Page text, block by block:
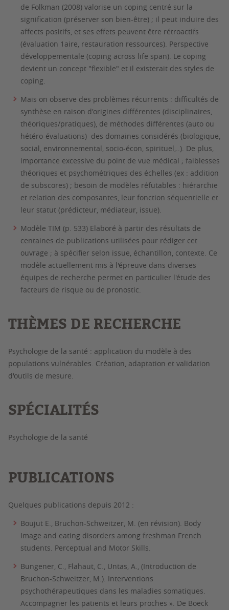
de Folkman (2008) valorise un coping centré sur la
signification (préserver son bien-être) ; il peut induire des
affects positifs, et ses effets peuvent être rétroactifs
(évaluation 1aire, restauration ressources). Perspective
développementale (coping across life span). Le coping
devient un concept "flexible" et il existerait des styles de
coping.
Mais on observe des problèmes récurrents : difficultés de
synthèse en raison d'origines différentes (disciplinaires,
théoriques/pratiques), de méthodes différentes (auto ou
hétéro-évaluations) des domaines considérés (biologique,
social, environnemental, socio-écon, spirituel,..). De plus,
importance excessive du point de vue médical ; faiblesses
théoriques et psychométriques des échelles (ex : addition
de subscores) ; besoin de modèles réfutables : hiérarchie
et relation des composantes, leur fonction séquentielle et
leur statut (prédicteur, médiateur, issue).
Modèle TIM (p. 533) Elaboré à partir des résultats de
centaines de publications utilisées pour rédiger cet
ouvrage ; à spécifier selon issue, échantillon, contexte. Ce
modèle actuellement mis à l'épreuve dans diverses
équipes de recherche permet en particulier l'étude des
facteurs de risque ou de pronostic.
THÈMES DE RECHERCHE
Psychologie de la santé : application du modèle à des
populations vulnérables. Création, adaptation et validation
d'outils de mesure.
SPÉCIALITÉS
Psychologie de la santé
PUBLICATIONS
Quelques publications depuis 2012 :
Boujut E., Bruchon-Schweitzer, M. (en révision). Body
Image and eating disorders among freshman French
students. Perceptual and Motor Skills.
Bungener, C., Flahaut, C., Untas, A., (Introduction de
Bruchon-Schweitzer, M.). Interventions
psychothérapeutiques dans les maladies somatiques.
Accompagner les patients et leurs proches ». De Boeck